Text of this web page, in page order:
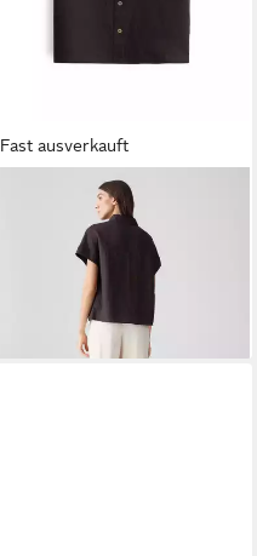
Fast ausverkauft
Kurzarmbluse FELISA
Regular aus Leinen
UVP